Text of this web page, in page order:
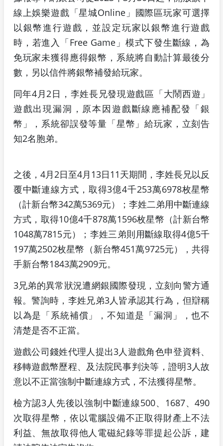
線上娛樂遊戲「星城Online」國際區玩家可選擇
以銀幣進行遊戲，並設定玩家以銀幣進行遊戲
時，若進入「Free Game」模式下發生斷線，為
免玩家未獲得應得銀幣，系統將自動計算最後分
數，另以信件將銀幣補發給玩家。
同年4月2日，李姓長兄發現遊戲區「大鬧西遊」
遊戲出現漏洞，原本因遊戲斷線應補配發「銀
幣」，系統卻誤發等量「星幣」給玩家，立刻告
知2名胞弟。
之後，4月2日至4月13日11天期間，李姓長兄以反
覆中斷連線方式，取得3億4千253萬6978枚星幣
（計新台幣342萬5369元）；李姓二弟用中斷連線
方式，取得10億4千878萬1596枚星幣（計新台幣
1048萬7815元）；李姓三弟則用斷線取得4億5千
197萬2502枚星幣（新台幣451萬9725元），共得
手新台幣1843萬2909元。
3兄弟的異常狀況遭網銀國際發現，立刻向警方通
報。警詢時，李姓兄弟3人皆承認其行為，但辯稱
以為是「系統補償」，不知道是「漏洞」，也不
清楚是否不正當。
遊戲公司錢姓代理人提出3人遊戲角色申登資料、
移轉遊戲幣歷程、及法院民事判決等，證明3人故
意以不正當強制中斷連線方式，不法獲得星幣。
檢方認3人先後以強制中斷連線500、1687、490
次取得星幣，依以電腦設備不正取得財產上不法
利益、無故取得他人電磁紀錄等罪提起公訴，建